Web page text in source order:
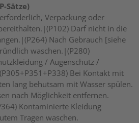
Sätze)
Verpackung oder
Darf nicht in die
Nach Gebrauch [siehe
waschen.|(P280)
/ Augenschutz /
Bei Kontakt mit
lang behutsam mit Wasser spülen.
nach Möglichkeit entfernen.
Kontaminierte Kleidung
Tragen waschen.